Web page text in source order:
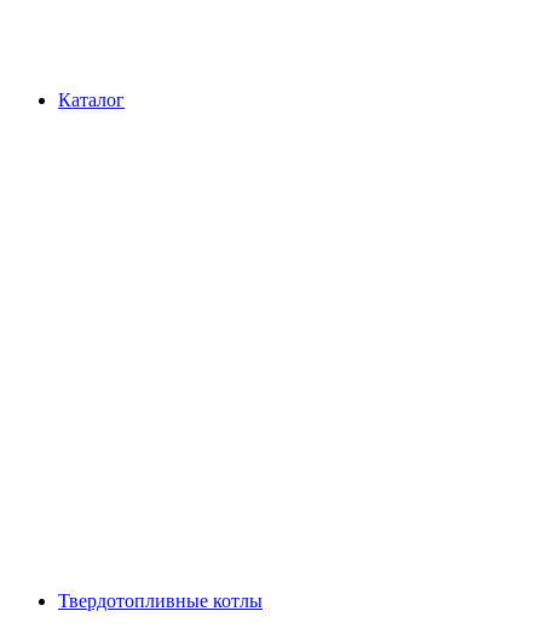
Каталог
Твердотопливные котлы